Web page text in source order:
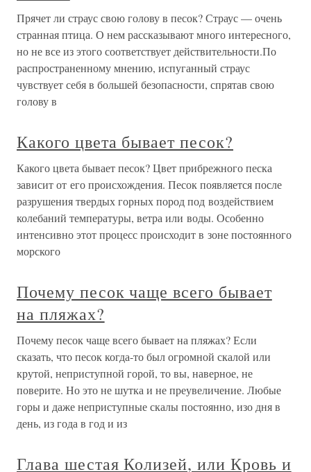
Прячет ли страус свою голову в песок? Страус — очень
странная птица. О нем рассказывают много интересного,
но не все из этого соответствует действительности.По
распространенному мнению, испуганный страус
чувствует себя в большей безопасности, спрятав свою
голову в
Какого цвета бывает песок?
Какого цвета бывает песок? Цвет прибрежного песка
зависит от его происхождения. Песок появляется после
разрушения твердых горных пород под воздействием
колебаний температуры, ветра или воды. Особенно
интенсивно этот процесс происходит в зоне постоянного
морского
Почему песок чаще всего бывает
на пляжах?
Почему песок чаще всего бывает на пляжах? Если
сказать, что песок когда-то был огромной скалой или
крутой, неприступной горой, то вы, наверное, не
поверите. Но это не шутка и не преувеличение. Любые
горы и даже неприступные скалы постоянно, изо дня в
день, из года в год и из
Глава шестая Колизей, или Кровь и